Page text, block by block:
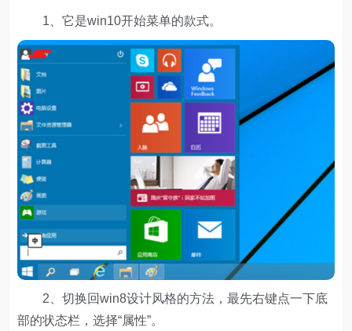
1、它是win10开始菜单的款式。
2、切换回win8设计风格的方法，最先右键点一下底
部的状态栏，选择“属性”。